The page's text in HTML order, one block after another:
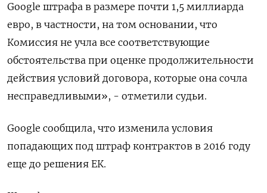
Google штрафа в размере почти 1,5 миллиарда
евро, в частности, на том основании, что
Комиссия не учла все соответствующие
обстоятельства при оценке продолжительности
действия условий договора, которые она сочла
несправедливыми», - отметили судьи.
Google сообщила, что изменила условия
попадающих под штраф контрактов в 2016 году
еще до решения ЕК.